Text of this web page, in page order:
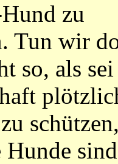
zu
Tun wir
so, als sei
Hunde